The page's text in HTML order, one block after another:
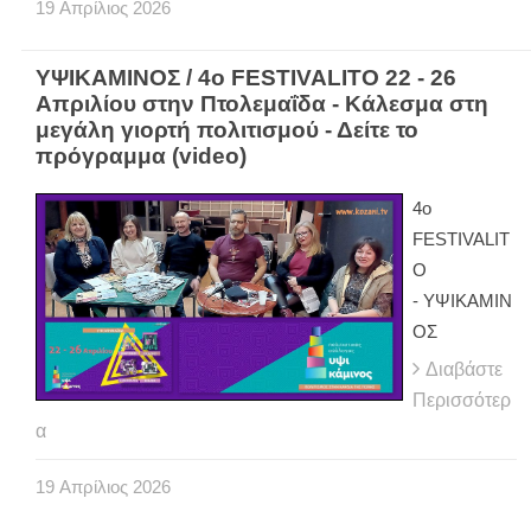
19 Απρίλιος 2026
ΥΨΙΚΑΜΙΝΟΣ / 4ο FESTIVALITO 22 - 26
Απριλίου στην Πτολεμαΐδα - Κάλεσμα στη
μεγάλη γιορτή πολιτισμού - Δείτε το
πρόγραμμα (video)
4ο
FESTIVALIT
O
- ΥΨΙΚΑΜΙΝ
ΟΣ
Διαβάστε
Περισσότερ
α
19 Απρίλιος 2026